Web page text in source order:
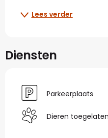
Lees verder
Diensten
Parkeerplaats
Dieren toegelaten